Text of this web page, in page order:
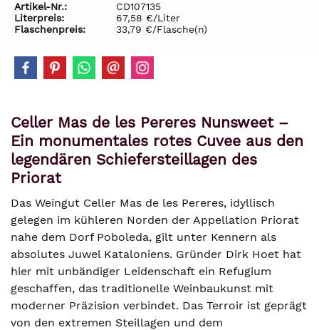
Artikel-Nr.:
CD107135
Literpreis:
67,58 €/Liter
Flaschenpreis:
33,79 €/Flasche(n)
Celler Mas de les Pereres Nunsweet –
Ein monumentales rotes Cuvee aus den
legendären Schiefersteillagen des
Priorat
Das Weingut Celler Mas de les Pereres, idyllisch
gelegen im kühleren Norden der Appellation Priorat
nahe dem Dorf Poboleda, gilt unter Kennern als
absolutes Juwel Kataloniens. Gründer Dirk Hoet hat
hier mit unbändiger Leidenschaft ein Refugium
geschaffen, das traditionelle Weinbaukunst mit
moderner Präzision verbindet. Das Terroir ist geprägt
von den extremen Steillagen und dem